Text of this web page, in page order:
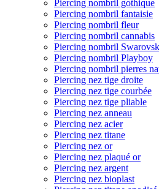
Piercing nombril gothique
Piercing nombril fantaisie
Piercing nombril fleur
Piercing nombril cannabis
Piercing nombril
Piercing nombril Playboy
Piercing nombril pierres
Piercing nez tige droite
Piercing nez tige courbée
Piercing nez tige pliable
Piercing nez anneau
Piercing nez acier
Piercing nez titane
Piercing nez or
Piercing nez plaqué or
Piercing nez argent
Piercing nez bioplast